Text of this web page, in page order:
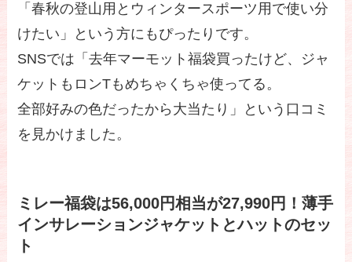
「春秋の登山用とウィンタースポーツ用で使い分
けたい」という方にもぴったりです。
SNSでは「去年マーモット福袋買ったけど、ジャ
ケットもロンTもめちゃくちゃ使ってる。
全部好みの色だったから大当たり」という口コミ
を見かけました。
ミレー福袋は56,000円相当が27,990円！薄手
インサレーションジャケットとハットのセッ
ト